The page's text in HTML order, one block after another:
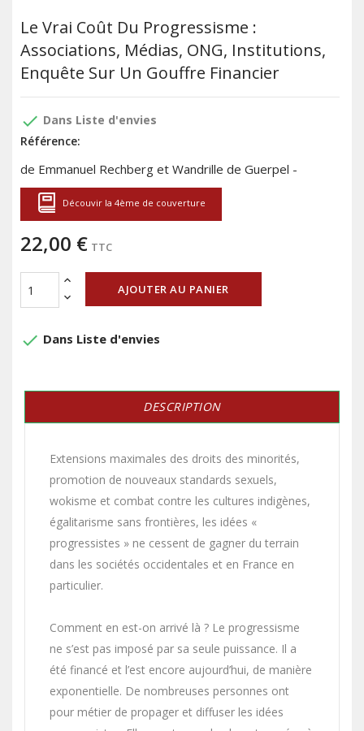
Le Vrai Coût Du Progressisme :
Associations, Médias, ONG, Institutions,
Enquête Sur Un Gouffre Financier
done Dans Liste d'envies
Référence:
de Emmanuel Rechberg et Wandrille de Guerpel -
Découvir la 4ème de couverture
22,00 € TTC
AJOUTER AU PANIER
done Dans Liste d'envies
DESCRIPTION
Extensions maximales des droits des minorités,
promotion de nouveaux standards sexuels,
wokisme et combat contre les cultures indigènes,
égalitarisme sans frontières, les idées «
progressistes » ne cessent de gagner du terrain
dans les sociétés occidentales et en France en
particulier.
Comment en est-on arrivé là ? Le progressisme
ne s’est pas imposé par sa seule puissance. Il a
été financé et l’est encore aujourd’hui, de manière
exponentielle. De nombreuses personnes ont
pour métier de propager et diffuser les idées